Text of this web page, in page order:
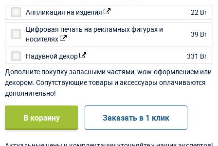
Аппликация на изделия
22 Br
Цифровая печать на рекламных фигурах и
носителях
39 Br
Надувной декор
331 Br
Дополните покупку запасными частями, wow-оформлением или
декором. Сопутствующие товары и аксессуары оплачиваются
дополнительно!
В корзину Заказать в 1 клик